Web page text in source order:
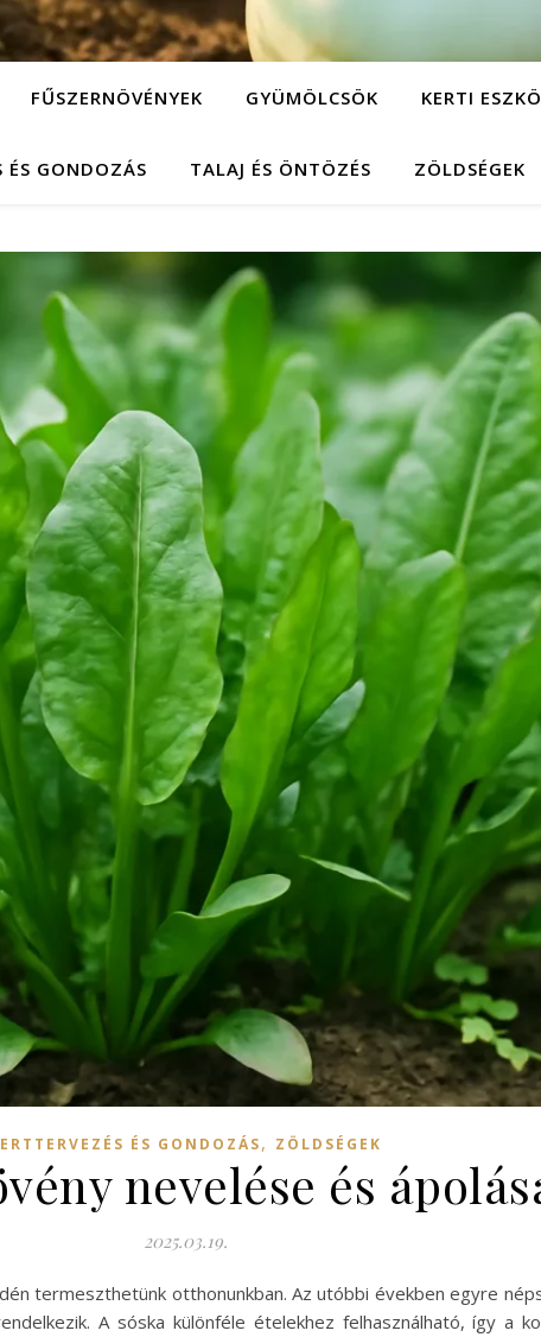
FŰSZERNÖVÉNYEK GYÜMÖLCSÖK KERTI
ÉS GONDOZÁS TALAJ ÉS ÖNTÖZÉS ZÖLDSÉGEK
ÉS GONDOZÁS, ZÖLDSÉGEK
nevelése és
2025.03.19.
termeszthetünk otthonunkban. Az utóbbi években egyre
A sóska különféle ételekhez felhasználható, így a